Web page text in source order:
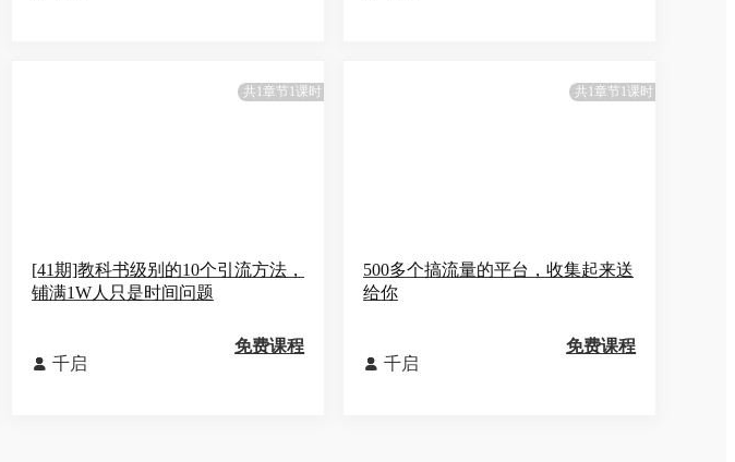
共1章节1课时
[41期]教科书级别的10个引流方法，
铺满1W人只是时间问题
 千启
免费课程
共1章节1课时
500多个搞流量的平台，收集起来送
给你
 千启
免费课程